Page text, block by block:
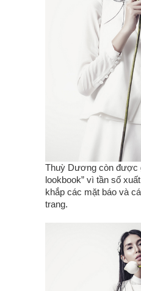
Thuỳ Dương còn được
lookbook” vì tần số
khắp các mặt báo và
trang.